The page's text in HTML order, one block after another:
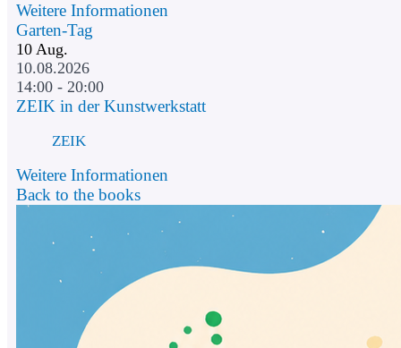
Weitere Informationen
Garten-Tag
10 Aug.
10.08.2026
14:00 - 20:00
ZEIK in der Kunstwerkstatt
ZEIK
Weitere Informationen
Back to the books